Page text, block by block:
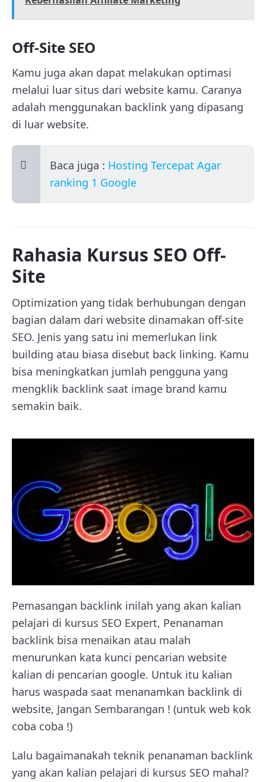
Off-Site SEO
Kamu juga akan dapat melakukan optimasi
melalui luar situs dari website kamu. Caranya
adalah menggunakan backlink yang dipasang
di luar website.
Baca juga : Hosting Tercepat Agar
ranking 1 Google
Rahasia Kursus SEO Off-
Site
Optimization yang tidak berhubungan dengan
bagian dalam dari website dinamakan off-site
SEO. Jenis yang satu ini memerlukan link
building atau biasa disebut back linking. Kamu
bisa meningkatkan jumlah pengguna yang
mengklik backlink saat image brand kamu
semakin baik.
Pemasangan backlink inilah yang akan kalian
pelajari di kursus SEO Expert, Penanaman
backlink bisa menaikan atau malah
menurunkan kata kunci pencarian website
kalian di pencarian google. Untuk itu kalian
harus waspada saat menanamkan backlink di
website, Jangan Sembarangan ! (untuk web kok
coba coba !)
Lalu bagaimanakah teknik penanaman backlink
yang akan kalian pelajari di kursus SEO mahal?